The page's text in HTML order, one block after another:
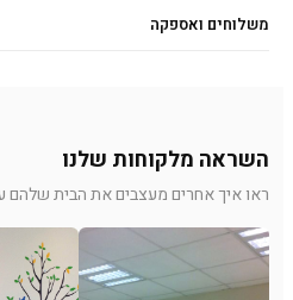
משלוחים ואספקה
השראה מלקוחות שלנו
ראו איך אחרים מעצבים את הבית